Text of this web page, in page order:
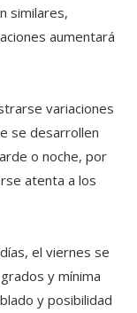
similares,
aumentará
variaciones
se desarrollen
o noche, por
atenta a los
el viernes se
y mínima
y posibilidad